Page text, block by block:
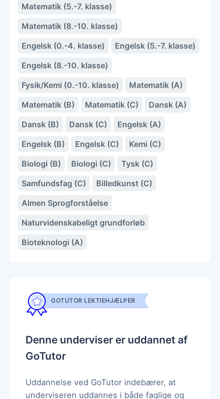
Matematik (5.-7. klasse)
Matematik (8.-10. klasse)
Engelsk (0.-4. klasse)
Engelsk (5.-7. klasse)
Engelsk (8.-10. klasse)
Fysik/Kemi (0.-10. klasse)
Matematik (A)
Matematik (B)
Matematik (C)
Dansk (A)
Dansk (B)
Dansk (C)
Engelsk (A)
Engelsk (B)
Engelsk (C)
Kemi (C)
Biologi (B)
Biologi (C)
Tysk (C)
Samfundsfag (C)
Billedkunst (C)
Almen Sprogforståelse
Naturvidenskabeligt grundforløb
Bioteknologi (A)
GOTUTOR LEKTIEHJÆLPER
Denne underviser er uddannet af
GoTutor
Uddannelse ved GoTutor indebærer, at
underviseren uddannes i både faglige og